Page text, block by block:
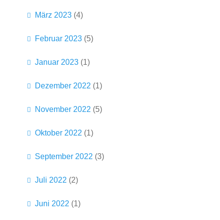
März 2023 (4)
Februar 2023 (5)
Januar 2023 (1)
Dezember 2022 (1)
November 2022 (5)
Oktober 2022 (1)
September 2022 (3)
Juli 2022 (2)
Juni 2022 (1)